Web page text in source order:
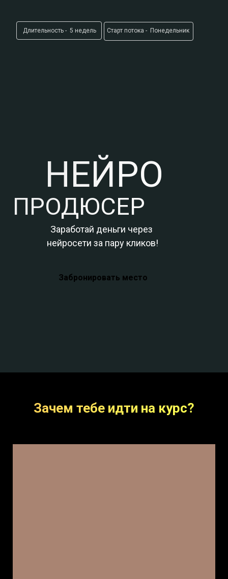
ПРОДЮСЕР
Забронировать место
Заработай деньги через
нейросети за пару кликов!
Старт потока - Понедельник
Длительность - 5 недель
НЕЙРО
Зачем тебе идти на курс?